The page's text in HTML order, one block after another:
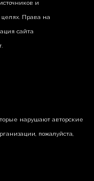
и
Права на
сайта
нарушают авторские
пожалуйста,